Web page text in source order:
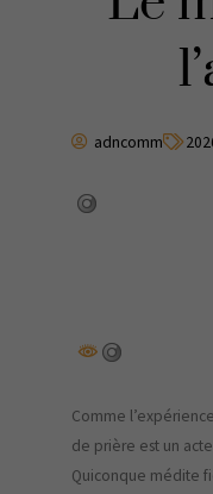
adncomm
Comme
de prière est un
Quiconque médite